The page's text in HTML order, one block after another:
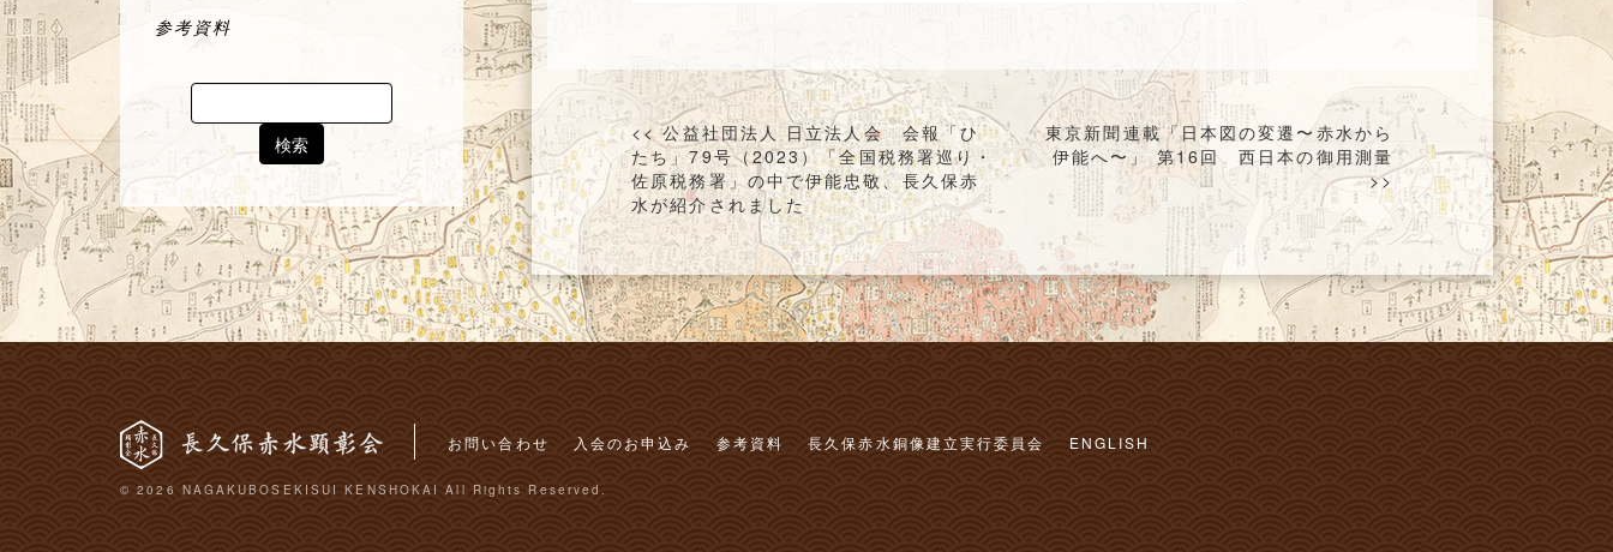
参考資料
Search
for:
投
稿
ナ
ビ
ゲ
ー
シ
ョ
<< 公益社団法人 日立法人会 会報「ひ
たち」79号（2023）「全国税務署巡り・
佐原税務署」の中で伊能忠敬、長久保赤
水が紹介されました
東京新聞連載「日本図の変遷〜赤水から
伊能へ〜」 第16回 西日本の御用測量
>>
お問い合わせ 入会のお申込み 参考資料 長久保赤水銅像建立実行委員会 ENGLISH
© 2026 NAGAKUBOSEKISUI KENSHOKAI All Rights Reserved.